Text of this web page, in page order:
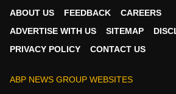
जिनकी खेती बड़े पैमाने पर और व्यवस्थित
ABOUT US FEEDBACK
CAREERS
ADVERTISE WITH US
SITEMAP
PRIVACY POLICY
CONTACT US
ABP NEWS GROUP WEBSITES